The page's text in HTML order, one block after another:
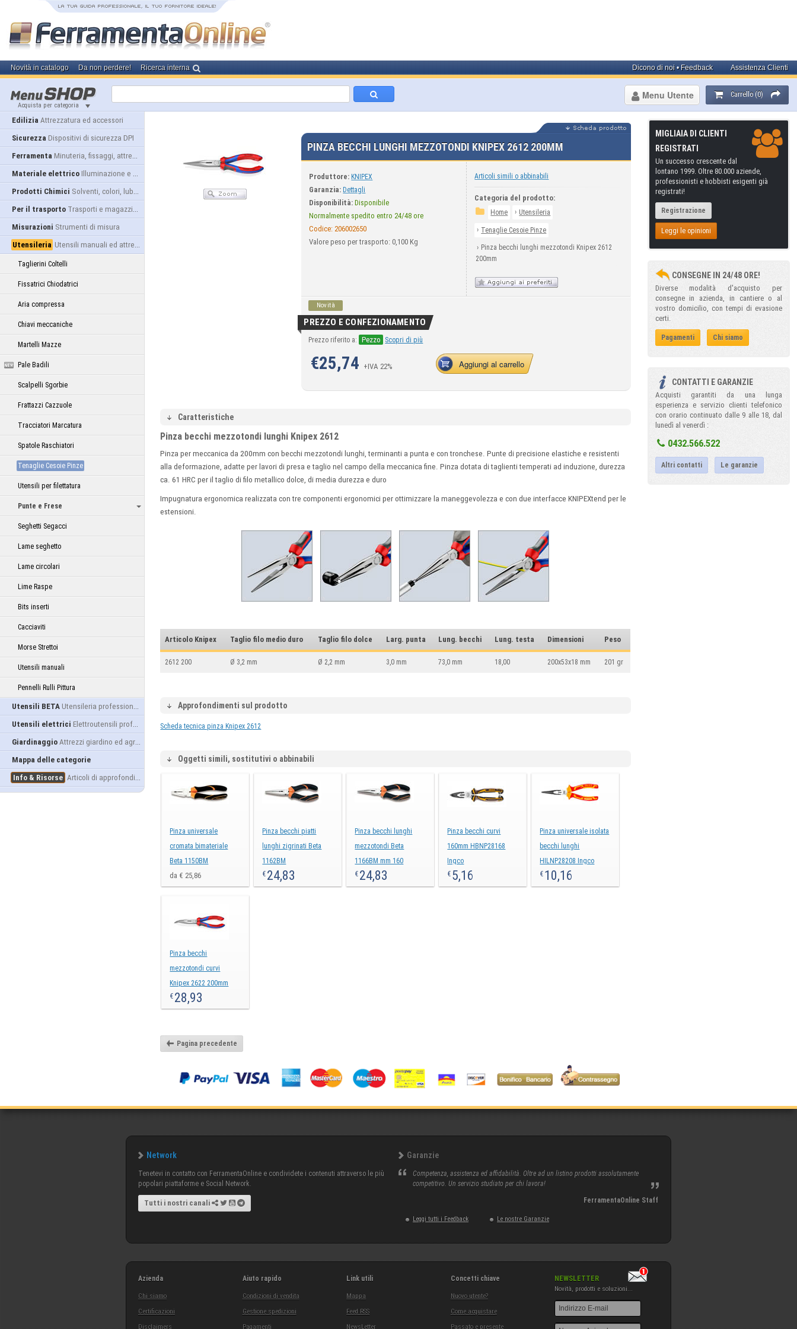
Novità in catalogo Da non perdere! Ricerca interna Assistenza Clienti
Dicono di noi • Feedback
Acquista per categoria
Carrello (0)
Menu Utente
Edilizia Attrezzatura ed accessori
Sicurezza Dispositivi di sicurezza DPI
Ferramenta Minuteria, fissaggi, attrezzatura
Materiale elettrico Illuminazione e alimentazione
Prodotti Chimici Solventi, colori, lubrificanti...
Per il trasporto Trasporti e magazzino
Misurazioni Strumenti di misura
Utensileria Utensili manuali ed attrezzature
Taglierini Coltelli
Fissatrici Chiodatrici
Aria compressa
Chiavi meccaniche
Martelli Mazze
Pale Badili
Scalpelli Sgorbie
Frattazzi Cazzuole
Tracciatori Marcatura
Spatole Raschiatori
Tenaglie Cesoie Pinze
Utensili per filettatura
Punte e Frese
Seghetti Segacci
Lame seghetto
Lame circolari
Lime Raspe
Bits inserti
Cacciaviti
Morse Strettoi
Utensili manuali
Pennelli Rulli Pittura
Utensili BETA Utensileria professionale
Utensili elettrici Elettroutensili professionali
Giardinaggio Attrezzi giardino ed agricoltura
Mappa delle categorie
Info & Risorse Articoli di approfondimento
PINZA BECCHI LUNGHI MEZZOTONDI KNIPEX 2612 200MM
Produttore: KNIPEX
Garanzia: Dettagli
Disponibilità: Disponibile
Normalmente spedito entro 24/48 ore
Codice:206002650
Valore peso per trasporto: 0,100 Kg
Articoli simili o abbinabili
Categoria del prodotto:
Home › Utensileria
› Tenaglie Cesoie Pinze
› Pinza becchi lunghi mezzotondi Knipex 2612
200mm
Novità
PREZZO E CONFEZIONAMENTO
Prezzo riferito a: Pezzo Scopri di più
€25,74 +IVA 22% Aggiungi al carrello
Caratteristiche
Pinza becchi mezzotondi lunghi Knipex 2612
Pinza per meccanica da 200mm con becchi mezzotondi lunghi, terminanti a punta e con tronchese. Punte di precisione elastiche e resistenti
alla deformazione, adatte per lavori di presa e taglio nel campo della meccanica fine. Pinza dotata di taglienti temperati ad induzione, durezza
ca. 61 HRC per il taglio di filo metallico dolce, di media durezza e duro
Impugnatura ergonomica realizzata con tre componenti ergonomici per ottimizzare la maneggevolezza e con due interfacce KNIPEXtend per le
estensioni.
Articolo Knipex Taglio filo medio duro Taglio filo dolce Larg. punta Lung. becchi Lung. testa Dimensioni Peso
2612 200 Ø 3,2 mm Ø 2,2 mm 3,0 mm 73,0 mm 18,00 200x53x18 mm 201 gr
Approfondimenti sul prodotto
Scheda tecnica pinza Knipex 2612
Oggetti simili, sostitutivi o abbinabili
Pinza universale
cromata bimateriale
Beta 1150BM
da € 25,86
Pinza becchi piatti
lunghi zigrinati Beta
1162BM
€ 24,83
Pinza becchi lunghi
mezzotondi Beta
1166BM mm 160
€ 24,83
Pinza becchi curvi
160mm HBNP28168
Ingco
€ 5,16
Pinza universale isolata
becchi lunghi
HILNP28208 Ingco
€ 10,16
Pinza becchi
mezzotondi curvi
Knipex 2622 200mm
€ 28,93
Pagina precedente
MIGLIAIA DI CLIENTI
REGISTRATI
Un successo crescente dal
lontano 1999. Oltre 80.000 aziende,
professionisti e hobbisti esigenti già
registrati!
Registrazione
Leggi le opinioni
CONSEGNE IN 24/48 ORE!
Diverse modalità d'acquisto per
consegne in azienda, in cantiere o al
vostro domicilio, con tempi di evasione
certi.
Pagamenti Chi siamo
CONTATTI E GARANZIE
Acquisti garantiti da una lunga
esperienza e servizio clienti telefonico
con orario continuato dalle 9 alle 18, dal
lunedì al venerdì :
0432.566.522
Altri contatti Le garanzie
Network
Tenetevi in contatto con FerramentaOnline e condividete i contenuti attraverso le più
popolari piattaforme e Social Network.
Tutti i nostri canali
Garanzie
Competenza, assistenza ed affidabilità. Oltre ad un listino prodotti assolutamente
competitivo. Un servizio studiato per chi lavora!
FerramentaOnline Staff
Leggi tutti i Feedback Le nostre Garanzie
Azienda
Chi siamo
Certificazioni
Disclaimers
Aiuto rapido
Condizioni di vendita
Gestione spedizioni
Pagamenti
Link utili
Mappa
Feed RSS
NewsLetter
Concetti chiave
Nuovo utente?
Come acquistare
Passato e presente
NEWSLETTER
Novità, prodotti e soluzioni...